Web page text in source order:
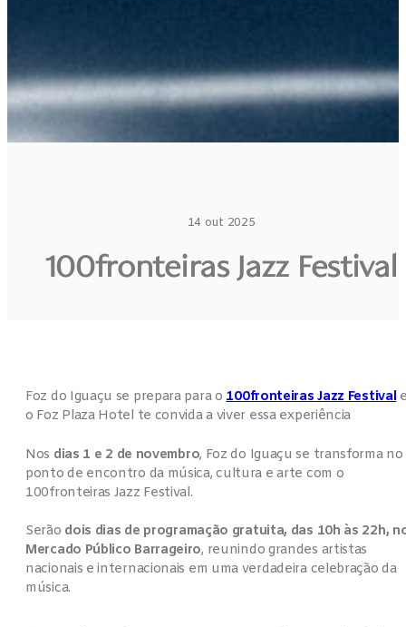
14 out 2025
100fronteiras Jazz Festival
Foz do Iguaçu se prepara para o100fronteiras Jazz Festival
o Foz Plaza Hotel te convida a viver essa experiência
Nos dias 1 e 2 de novembro, Foz do Iguaçu se transforma no
ponto de encontro da música, cultura e arte com o
100fronteiras Jazz Festival.
Serão dois dias de programação gratuita, das 10h às 22h,
Mercado Público Barrageiro, reunindo grandes artistas
nacionais e internacionais em uma verdadeira celebração da
música.